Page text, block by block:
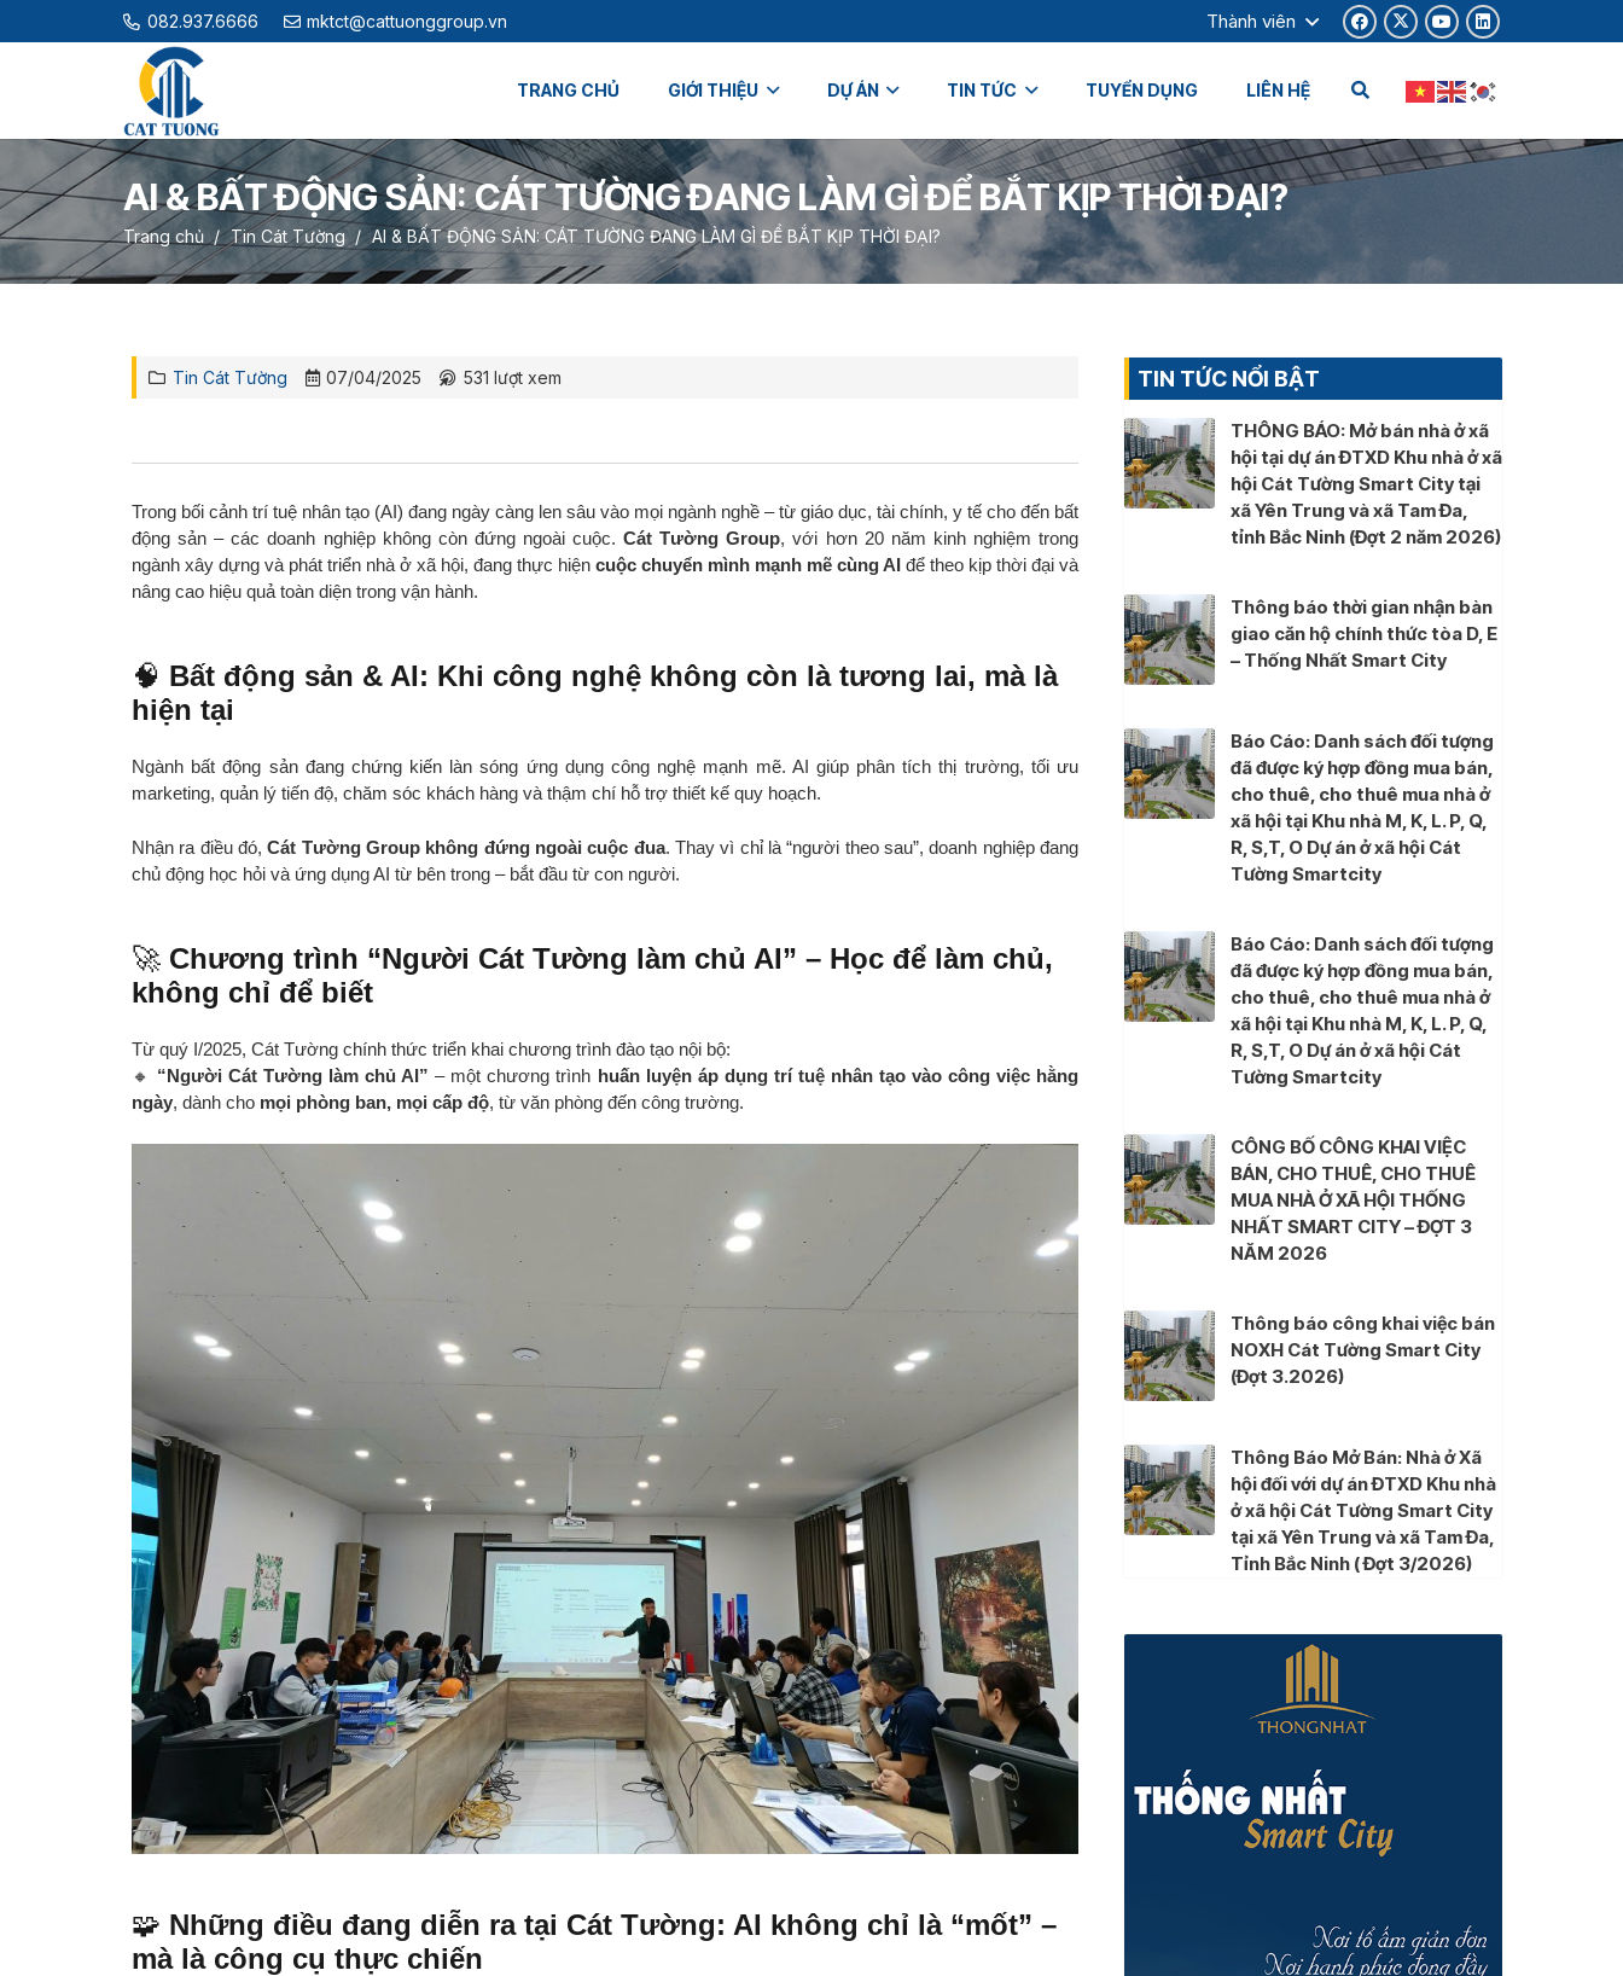
082.937.6666 mktct@cattuonggroup.vn Thành viên
TRANG CHỦ GIỚI THIỆU DỰ ÁN TIN TỨC TUYỂN DỤNG LIÊN HỆ
AI & BẤT ĐỘNG SẢN: CÁT TƯỜNG ĐANG LÀM GÌ ĐỂ BẮT KỊP THỜI ĐẠI?
Trang chủ / Tin Cát Tường / AI & BẤT ĐỘNG SẢN: CÁT TƯỜNG ĐANG LÀM GÌ ĐỂ BẮT KỊP THỜI ĐẠI?
Tin Cát Tường 07/04/2025 531 lượt xem
Trong bối cảnh trí tuệ nhân tạo (AI) đang ngày càng len sâu vào mọi ngành nghề – từ giáo dục, tài chính, y tế cho đến bất
động sản – các doanh nghiệp không còn đứng ngoài cuộc.Cát Tường Group, với hơn 20 năm kinh nghiệm trong
ngành xây dựng và phát triển nhà ở xã hội, đang thực hiện cuộc chuyển mình mạnh mẽ cùng AI để theo kịp thời đại và
nâng cao hiệu quả toàn diện trong vận hành.
🧠 Bất động sản & AI: Khi công nghệ không còn là tương lai, mà là
hiện tại
Ngành bất động sản đang chứng kiến làn sóng ứng dụng công nghệ mạnh mẽ. AI giúp phân tích thị trường, tối ưu
marketing, quản lý tiến độ, chăm sóc khách hàng và thậm chí hỗ trợ thiết kế quy hoạch.
Nhận ra điều đó,Cát Tường Group không đứng ngoài cuộc đua. Thay vì chỉ là “người theo sau”, doanh nghiệp đang
chủ động học hỏi và ứng dụng AI từ bên trong – bắt đầu từ con người.
🚀 Chương trình “Người Cát Tường làm chủ AI” – Học để làm chủ,
không chỉ để biết
Từ quý I/2025, Cát Tường chính thức triển khai chương trình đào tạo nội bộ:
🔸 “Người Cát Tường làm chủ AI” – một chương trình huấn luyện áp dụng trí tuệ nhân tạo vào công việc hằng
ngày, dành cho mọi phòng ban, mọi cấp độ, từ văn phòng đến công trường.
🧩 Những điều đang diễn ra tại Cát Tường: AI không chỉ là “mốt” –
mà là công cụ thực chiến
TIN TỨC NỔI BẬT
THÔNG BÁO: Mở bán nhà ở xã
hội tại dự án ĐTXD Khu nhà ở xã
hội Cát Tường Smart City tại
xã Yên Trung và xã Tam Đa,
tỉnh Bắc Ninh (Đợt 2 năm 2026)
Thông báo thời gian nhận bàn
giao căn hộ chính thức tòa D, E
– Thống Nhất Smart City
Báo Cáo: Danh sách đối tượng
đã được ký hợp đồng mua bán,
cho thuê, cho thuê mua nhà ở
xã hội tại Khu nhà M, K, L. P, Q,
R, S,T, O Dự án ở xã hội Cát
Tường Smartcity
Báo Cáo: Danh sách đối tượng
đã được ký hợp đồng mua bán,
cho thuê, cho thuê mua nhà ở
xã hội tại Khu nhà M, K, L. P, Q,
R, S,T, O Dự án ở xã hội Cát
Tường Smartcity
CÔNG BỐ CÔNG KHAI VIỆC
BÁN, CHO THUÊ, CHO THUÊ
MUA NHÀ Ở XÃ HỘI THỐNG
NHẤT SMART CITY – ĐỢT 3
NĂM 2026
Thông báo công khai việc bán
NOXH Cát Tường Smart City
(Đợt 3.2026)
Thông Báo Mở Bán: Nhà ở Xã
hội đối với dự án ĐTXD Khu nhà
ở xã hội Cát Tường Smart City
tại xã Yên Trung và xã Tam Đa,
Tỉnh Bắc Ninh ( Đợt 3/2026)